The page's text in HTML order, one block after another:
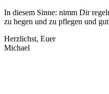
In diesem Sinne: nimm Dir
zu hegen und zu pflegen und
Herzlichst, Euer
Michael